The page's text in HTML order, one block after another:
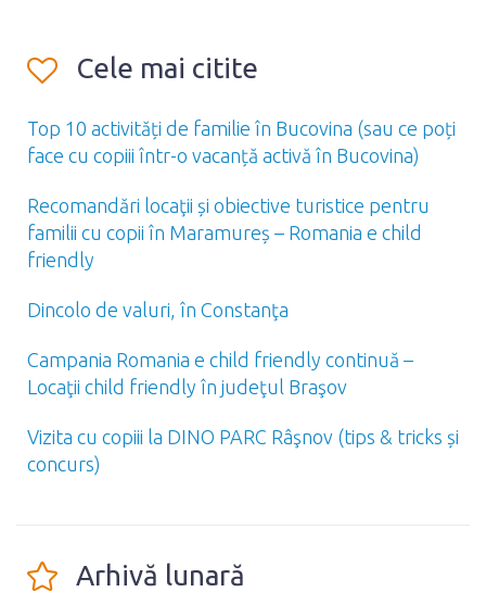
Cele mai citite
Top 10 activități de familie în Bucovina (sau ce poți
face cu copiii într-o vacanță activă în Bucovina)
Recomandări locaţii și obiective turistice pentru
familii cu copii în Maramureș – Romania e child
friendly
Dincolo de valuri, în Constanţa
Campania Romania e child friendly continuă –
Locaţii child friendly în judeţul Braşov
Vizita cu copiii la DINO PARC Râşnov (tips & tricks și
concurs)
Arhivă lunară